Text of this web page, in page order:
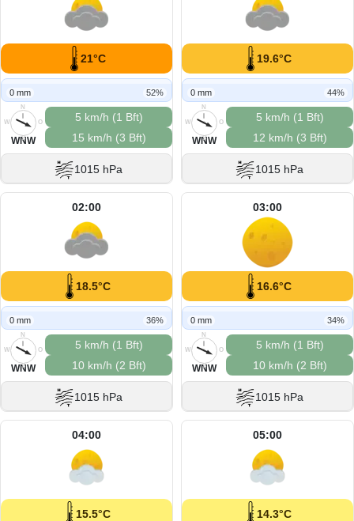
21°C
0 mm 52%
N
O
S
W
WNW
5 km/h (1 Bft)
15 km/h (3 Bft)
1015 hPa
19.6°C
0 mm 44%
N
O
S
W
WNW
5 km/h (1 Bft)
12 km/h (3 Bft)
1015 hPa
02:00
18.5°C
0 mm 36%
N
O
S
W
WNW
5 km/h (1 Bft)
10 km/h (2 Bft)
1015 hPa
03:00
16.6°C
0 mm 34%
N
O
S
W
WNW
5 km/h (1 Bft)
10 km/h (2 Bft)
1015 hPa
04:00
15.5°C
05:00
14.3°C